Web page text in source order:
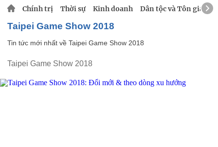
Chính trị Thời sự Kinh doanh Dân tộc và Tôn giáo
Taipei Game Show 2018
Tin tức mới nhất về Taipei Game Show 2018
Taipei Game Show 2018